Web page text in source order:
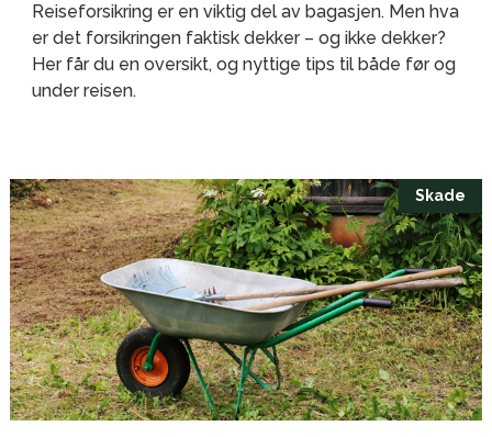
Reiseforsikring er en viktig del av bagasjen. Men hva
er det forsikringen faktisk dekker – og ikke dekker?
Her får du en oversikt, og nyttige tips til både før og
under reisen.
Skade